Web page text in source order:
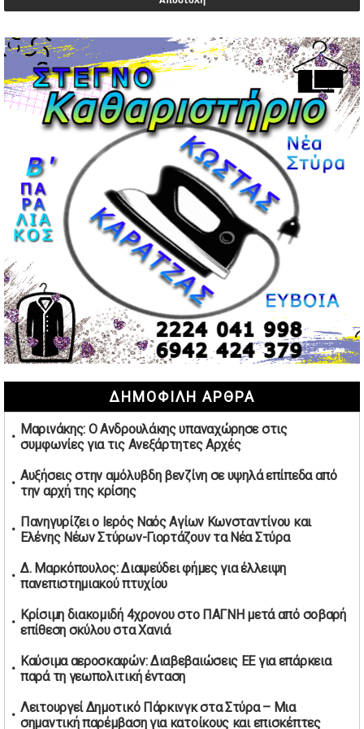
και Ολυμπιακού
02/05/2026 | 20:28
Περιστέρι: Ένταση μεταξύ ανηλίκων άφησε δύο
15χρονους τραυματίες
02/05/2026 | 18:56
Ηνωμένα Αραβικά Εμιράτα: Αίρουν τους περιορισμούς
στον εναέριο χώρο
02/05/2026 | 17:16
Η Αθηνά Λινού αφήνει ανοιχτό το ενδεχόμενο ένταξης
στον νέο πολιτικό φορέα Τσίπρα
02/05/2026 | 17:01
Αταμάν: Κανείς δεν έχει δικαίωμα να μιλά για τον πρόεδρο
και την οικογένειά του
02/05/2026 | 15:59
Μαρινάκης: Ο Ανδρουλάκης υπαναχώρησε στις
συμφωνίες για τις Ανεξάρτητες Αρχές
02/05/2026 | 09:36
Ψηφιακός έλεγχος στην αγορά: QR code για πωλήσεις
καπνικών και αλκοόλ σε 88.000 σημεία
02/05/2026 | 06:26
Καύσιμα αεροσκαφών: Διαβεβαιώσεις ΕΕ για επάρκεια
01/05/2026 | 19:54
Βελόπουλος: Κριτική σε πολιτικούς αρχηγούς για
δηλώσεις την Πρωτομαγιά
01/05/2026 | 19:33
Υπερβολική ταχύτητα στο Αλιβέρι οδήγησε σε σύλληψη
38χρονου οδηγού
01/05/2026 | 19:12
Υποψηφιότητες για τις εκλογές νέας διοίκησης του ΑΟ
Νέων Στύρων
Τουρκία: Ένταση στις συγκεντρώσεις για την Πρωτομαγιά
01/05/2026 | 13:20
ΔΗΜΟΦΙΛΗ ΑΡΘΡΑ
Μαρινάκης: Ο Ανδρουλάκης υπαναχώρησε στις
συμφωνίες για τις Ανεξάρτητες Αρχές
Αυξήσεις στην αμόλυβδη βενζίνη σε υψηλά επίπεδα από
την αρχή της κρίσης
Πανηγυρίζει ο Ιερός Ναός Αγίων Κωνσταντίνου και
Ελένης Νέων Στύρων-Γιορτάζουν τα Νέα Στύρα
Δ. Μαρκόπουλος: Διαψεύδει φήμες για έλλειψη
πανεπιστημιακού πτυχίου
Κρίσιμη διακομιδή 4χρονου στο ΠΑΓΝΗ μετά από σοβαρή
επίθεση σκύλου στα Χανιά
Καύσιμα αεροσκαφών: Διαβεβαιώσεις ΕΕ για επάρκεια
παρά τη γεωπολιτική ένταση
Λειτουργεί Δημοτικό Πάρκινγκ στα Στύρα – Μια
σημαντική παρέμβαση για κατοίκους και επισκέπτες